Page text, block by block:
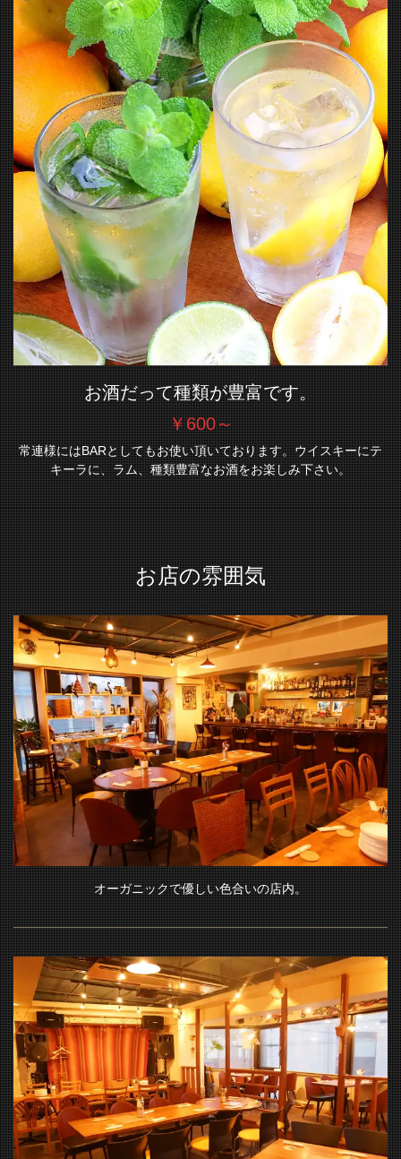
お酒だって種類が豊富です。
￥600～
常連様にはBARとしてもお使い頂いております。ウイスキーにテ
キーラに、ラム、種類豊富なお酒をお楽しみ下さい。
お店の雰囲気
オーガニックで優しい色合いの店内。
この店舗情報をシェアする
Sad cafe (サッドカフェ）